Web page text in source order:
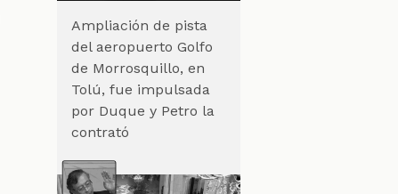
Ampliación de pista
del aeropuerto Golfo
de Morrosquillo, en
Tolú, fue impulsada
por Duque y Petro la
contrató